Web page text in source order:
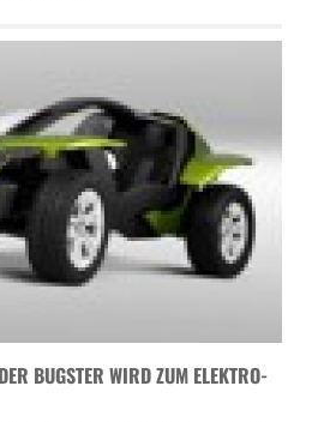
BUGSTER WIRD ZUM ELEKTRO-